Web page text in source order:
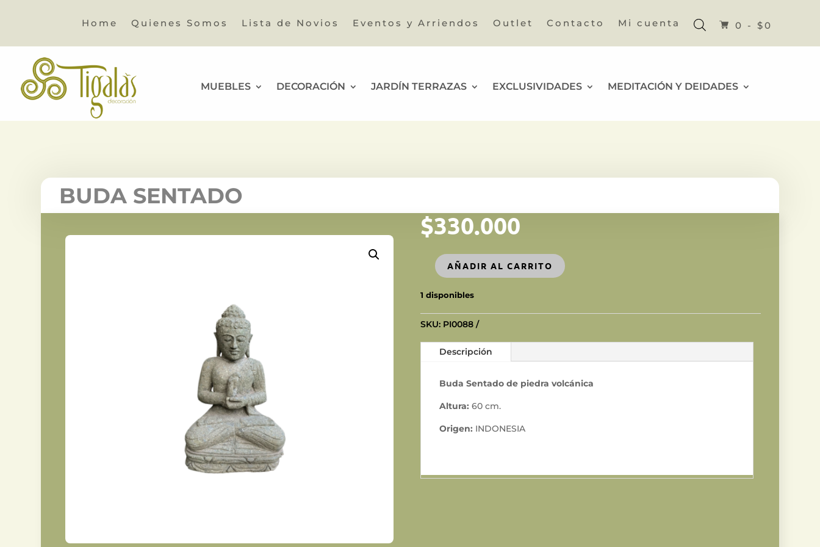
Home Quienes Somos Lista de Novios Eventos y Arriendos Outlet Contacto Mi cuenta 0 - $0
MUEBLES DECORACIÓN JARDÍN TERRAZAS EXCLUSIVIDADES MEDITACIÓN Y DEIDADES
BUDA SENTADO
$330.000
BUDA
cantidad
AÑADIR AL CARRITO
1 disponibles
SKU: PI0088
Descripción
Buda Sentado de piedra volcánica
Altura: 60 cm.
Origen: INDONESIA